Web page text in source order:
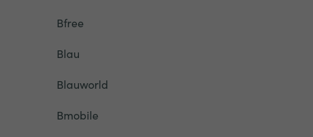
Bfree
Blau
Blauworld
Bmobile